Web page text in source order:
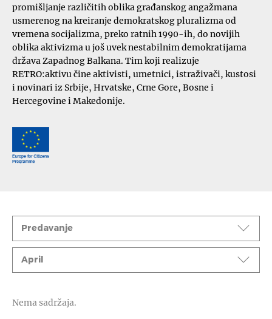
promišljanje različitih oblika građanskog angažmana
usmerenog na kreiranje demokratskog pluralizma od
vremena socijalizma, preko ratnih 1990-ih, do novijih
oblika aktivizma u još uvek nestabilnim demokratijama
država Zapadnog Balkana. Tim koji realizuje
RETRO:aktivu čine aktivisti, umetnici, istraživači, kustosi
i novinari iz Srbije, Hrvatske, Crne Gore, Bosne i
Hercegovine i Makedonije.
Događaji
Predavanje
Mesec
April
Nema sadržaja.